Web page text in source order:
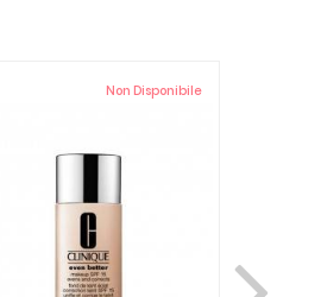
Non Disponibile